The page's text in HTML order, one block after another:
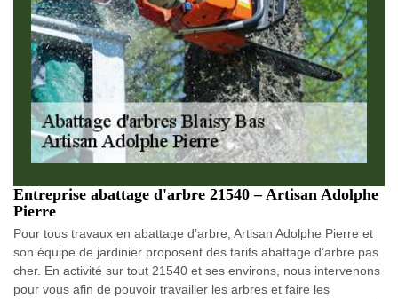
Entreprise abattage d'arbre 21540 – Artisan Adolphe
Pierre
Pour tous travaux en abattage d’arbre, Artisan Adolphe Pierre et
son équipe de jardinier proposent des tarifs abattage d’arbre pas
cher. En activité sur tout 21540 et ses environs, nous intervenons
pour vous afin de pouvoir travailler les arbres et faire les